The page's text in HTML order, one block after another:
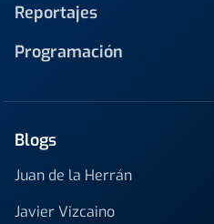
Reportajes
Programación
Blogs
Juan de la Herrán
Javier Vizcaino